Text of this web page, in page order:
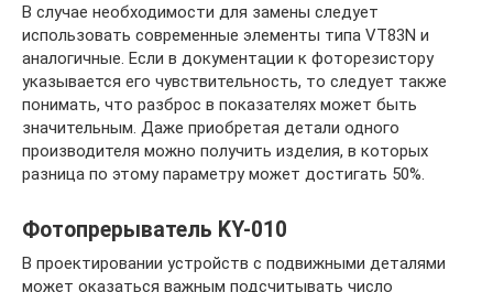
В случае необходимости для замены следует
использовать современные элементы типа VT83N и
аналогичные. Если в документации к фоторезистору
указывается его чувствительность, то следует также
понимать, что разброс в показателях может быть
значительным. Даже приобретая детали одного
производителя можно получить изделия, в которых
разница по этому параметру может достигать 50%.
Фотопрерыватель KY-010
В проектировании устройств с подвижными деталями
может оказаться важным подсчитывать число